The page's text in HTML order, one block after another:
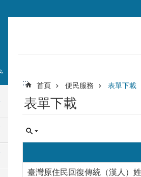
::: 首頁 便民服務 表單下載
表單下載
臺灣原住民回復傳統（漢人）